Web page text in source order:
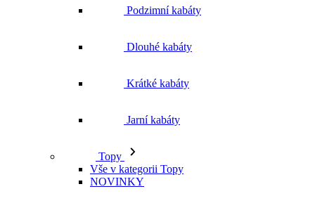
Podzimní kabáty
Dlouhé kabáty
Krátké kabáty
Jarní kabáty
Topy
Vše v kategorii Topy
NOVINKY